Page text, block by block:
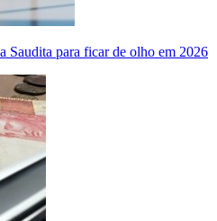
Saudita para ficar de olho em 2026